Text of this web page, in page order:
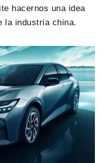
hacernos una idea
la industria china.